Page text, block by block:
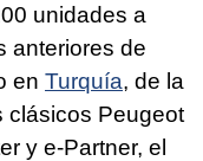
unidades a
anteriores de
en Turquía, de la
clásicos Peugeot
y e-Partner, el